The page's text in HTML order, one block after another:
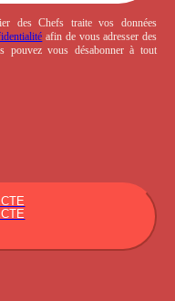
des Chefs traite vos données
afin de vous adresser des
pouvez vous désabonner à tout